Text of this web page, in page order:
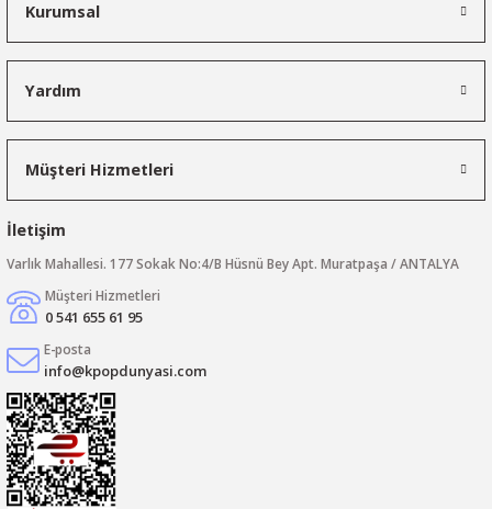
Kurumsal
Yardım
Müşteri Hizmetleri
İletişim
Varlık Mahallesi. 177 Sokak No:4/B Hüsnü Bey Apt. Muratpaşa / ANTALYA
Müşteri Hizmetleri
0 541 655 61 95
E-posta
info@kpopdunyasi.com